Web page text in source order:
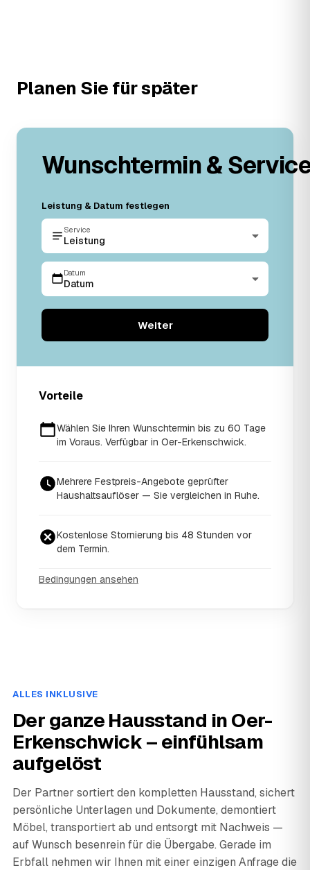
Planen Sie für später
Wunschtermin &
Leistung & Datum festlegen
Service
Leistung
Datum
Datum
Weiter
Vorteile
Wählen Sie Ihren Wunschtermin bis zu 60 Tage
im Voraus. Verfügbar in Oer-Erkenschwick.
Mehrere Festpreis-Angebote geprüfter
Haushaltsauflöser — Sie vergleichen in Ruhe.
Kostenlose Stornierung bis 48 Stunden vor
dem Termin.
Bedingungen ansehen
ALLES INKLUSIVE
Der ganze Hausstand in Oer-
Erkenschwick – einfühlsam
aufgelöst
Der Partner sortiert den kompletten Hausstand, sichert
persönliche Unterlagen und Dokumente, demontiert
Möbel, transportiert ab und entsorgt mit Nachweis —
auf Wunsch besenrein für die Übergabe. Gerade im
Erbfall nehmen wir Ihnen mit einer einzigen Anfrage die